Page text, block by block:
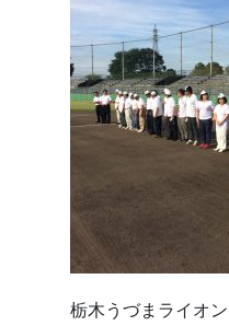
栃木うづまライオ